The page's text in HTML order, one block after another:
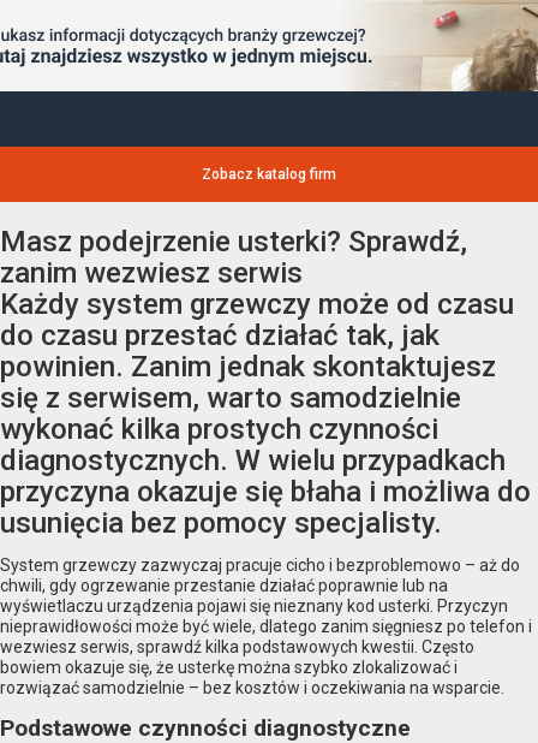
Zobacz katalog firm
Masz podejrzenie usterki? Sprawdź,
zanim wezwiesz serwis
Każdy system grzewczy może od czasu
do czasu przestać działać tak, jak
powinien. Zanim jednak skontaktujesz
się z serwisem, warto samodzielnie
wykonać kilka prostych czynności
diagnostycznych. W wielu przypadkach
przyczyna okazuje się błaha i możliwa do
usunięcia bez pomocy specjalisty.
System grzewczy zazwyczaj pracuje cicho i bezproblemowo – aż do
chwili, gdy ogrzewanie przestanie działać poprawnie lub na
wyświetlaczu urządzenia pojawi się nieznany kod usterki. Przyczyn
nieprawidłowości może być wiele, dlatego zanim sięgniesz po telefon i
wezwiesz serwis, sprawdź kilka podstawowych kwestii. Często
bowiem okazuje się, że usterkę można szybko zlokalizować i
rozwiązać samodzielnie – bez kosztów i oczekiwania na wsparcie.
Podstawowe czynności diagnostyczne